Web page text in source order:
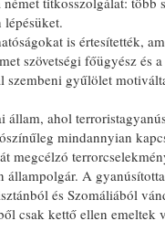
is értesítették,
szövetségi főügyész és
szembeni gyűlölet
állam, ahol
mindannyian
megcélzó
állampolgár. A
és Szomáliából
csak kettő ellen